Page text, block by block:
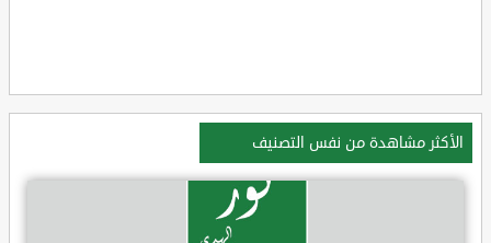
الأكثر مشاهدة من نفس التصنيف